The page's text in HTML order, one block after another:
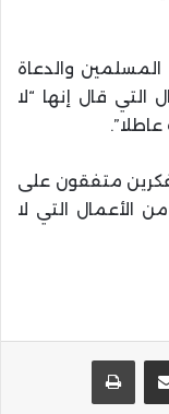
المسلمين والدعاة
قال إنها “لا
متفقون على
الأعمال التي لا
مشاركة عبر البريد